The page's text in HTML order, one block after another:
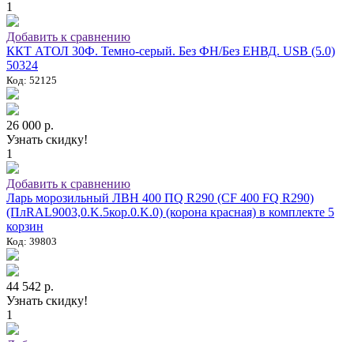
1
Добавить к сравнению
ККТ АТОЛ 30Ф. Темно-серый. Без ФН/Без ЕНВД. USB (5.0)
50324
Код: 52125
26 000 р.
Узнать скидку!
1
Добавить к сравнению
Ларь морозильный ЛВН 400 ПQ R290 (СF 400 FQ R290)
(ПлRAL9003,0.K.5кор.0.K.0) (корона красная) в комплекте 5
корзин
Код: 39803
44 542 р.
Узнать скидку!
1